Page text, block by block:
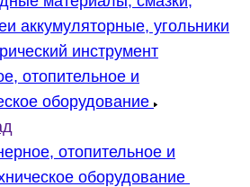
аккумуляторные, угольники
инструмент
отопительное и
оборудование
отопительное и
оборудование